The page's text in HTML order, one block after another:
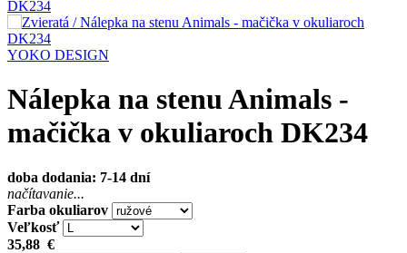
YOKO DESIGN
Nálepka na stenu Animals -
mačička v okuliaroch DK234
doba dodania: 7-14 dní
načítavanie...
Farba okuliarov
Veľkosť
35,88 €